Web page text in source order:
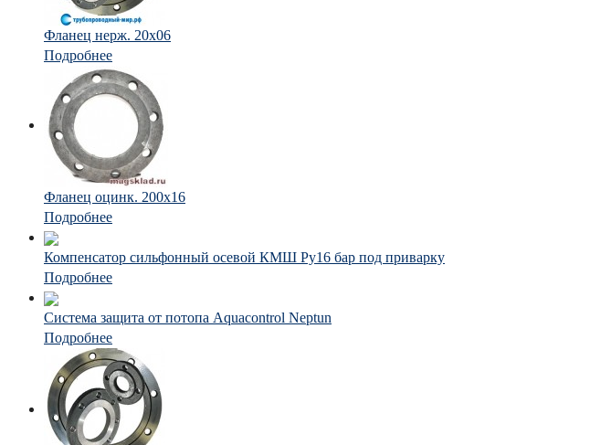
Фланец нерж. 20х06
Подробнее
Фланец оцинк. 200х16
Подробнее
Компенсатор сильфонный осевой КМШ Ру16 бар под приварку
Подробнее
Система защита от потопа Aquacontrol Neptun
Подробнее